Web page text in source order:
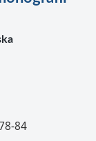
84